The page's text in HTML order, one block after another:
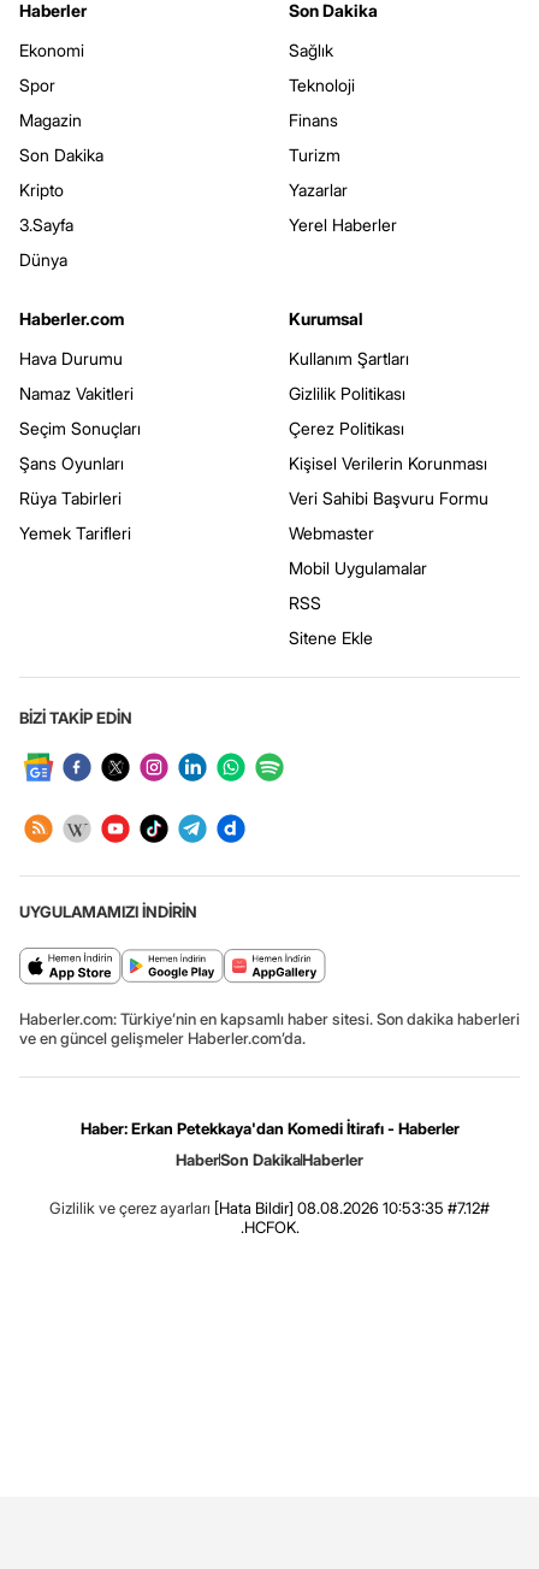
Haberler
Ekonomi
Spor
Magazin
Son Dakika
Kripto
3.Sayfa
Dünya
Son Dakika
Sağlık
Teknoloji
Finans
Turizm
Yazarlar
Yerel Haberler
Haberler.com
Hava Durumu
Namaz Vakitleri
Seçim Sonuçları
Şans Oyunları
Rüya Tabirleri
Yemek Tarifleri
Kurumsal
Kullanım Şartları
Gizlilik Politikası
Çerez Politikası
Kişisel Verilerin Korunması
Veri Sahibi Başvuru Formu
Webmaster
Mobil Uygulamalar
RSS
Sitene Ekle
BİZİ TAKİP EDİN
UYGULAMAMIZI İNDİRİN
Haberler.com: Türkiye’nin en kapsamlı haber sitesi. Son dakika haberleri
ve en güncel gelişmeler Haberler.com’da.
Haber: Erkan Petekkaya'dan Komedi İtirafı - Haberler
HaberSon DakikaHaberler
Gizlilik ve çerez ayarları [Hata Bildir] 08.08.2026 10:53:35 #7.12#
.HCFOK.